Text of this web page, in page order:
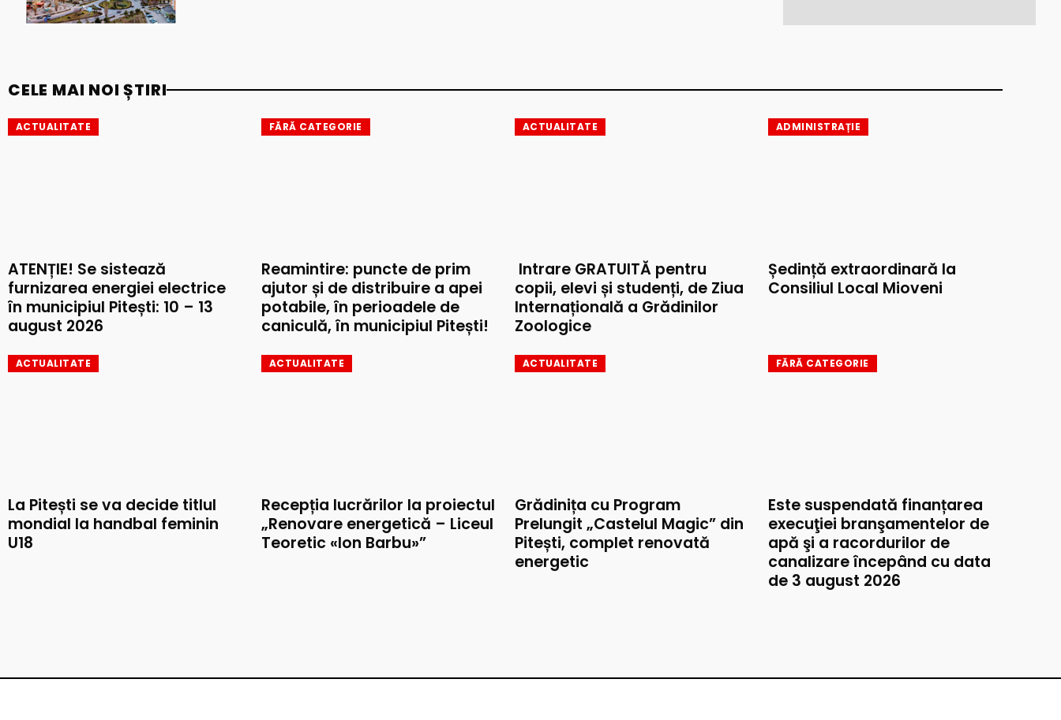
CELE MAI NOI ȘTIRI
ACTUALITATE
ATENȚIE! Se sistează
furnizarea energiei electrice
în municipiul Pitești: 10 – 13
august 2026
FĂRĂ CATEGORIE
Reamintire: puncte de prim
ajutor și de distribuire a apei
potabile, în perioadele de
caniculă, în municipiul Pitești!
ACTUALITATE
Intrare GRATUITĂ pentru
copii, elevi și studenți, de Ziua
Internațională a Grădinilor
Zoologice
ADMINISTRAȚIE
Ședință extraordinară la
Consiliul Local Mioveni
ACTUALITATE
La Pitești se va decide titlul
mondial la handbal feminin
U18
ACTUALITATE
Recepția lucrărilor la proiectul
„Renovare energetică – Liceul
Teoretic «Ion Barbu»”
ACTUALITATE
Grădinița cu Program
Prelungit „Castelul Magic” din
Pitești, complet renovată
energetic
FĂRĂ CATEGORIE
Este suspendată finanțarea
execuţiei branşamentelor de
apă şi a racordurilor de
canalizare începând cu data
de 3 august 2026